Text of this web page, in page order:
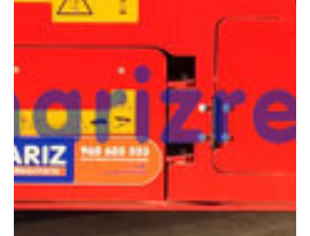
¿Te interesa
esta máquina?
Rellena este formulario y recibiremos tu solicitud
sobre esta máquina para ponernos en contacto
directo contigo.
LGMG AS0808E